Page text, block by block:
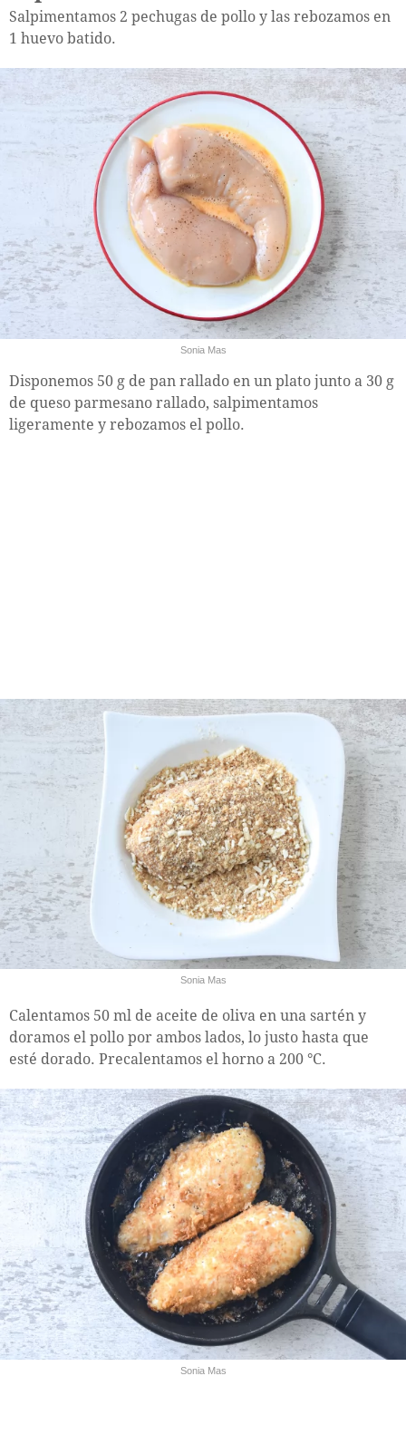
Salpimentamos 2 pechugas de pollo y las rebozamos en
1 huevo batido.
Sonia Mas
Disponemos 50 g de pan rallado en un plato junto a 30 g
de queso parmesano rallado, salpimentamos
ligeramente y rebozamos el pollo.
Sonia Mas
Calentamos 50 ml de aceite de oliva en una sartén y
doramos el pollo por ambos lados, lo justo hasta que
esté dorado. Precalentamos el horno a 200 °C.
Sonia Mas